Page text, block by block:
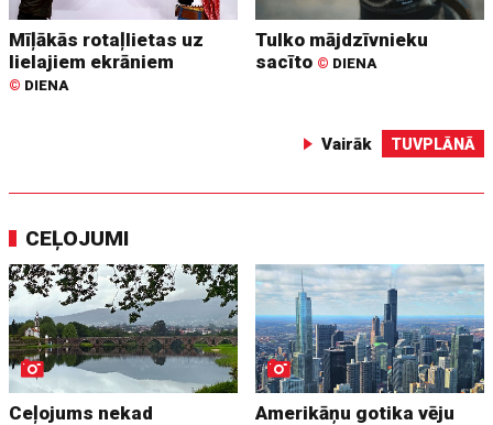
Mīļākās rotaļlietas uz
lielajiem ekrāniem
© DIENA
Tulko mājdzīvnieku
sacīto © DIENA
Vairāk TUVPLĀNĀ
CEĻOJUMI
Ceļojums nekad
Amerikāņu gotika vēju